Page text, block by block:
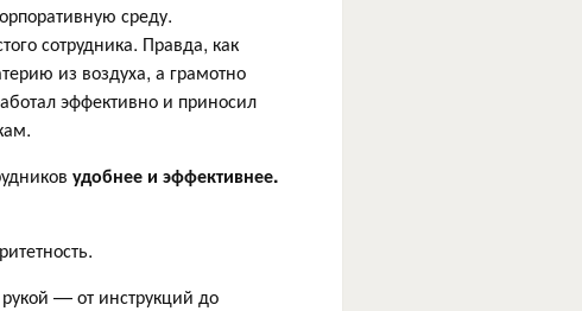
среду.
сотрудника. Правда, как
из воздуха, а грамотно
эффективно и приносил
удобнее и эффективнее.
— от инструкций до